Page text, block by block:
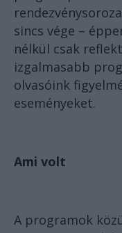
sincs vége –
nélkül csak
izgalmasabb
olvasóink
eseményeket.
Ami volt
A programok